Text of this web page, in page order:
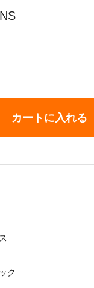
カートに入れる
ク